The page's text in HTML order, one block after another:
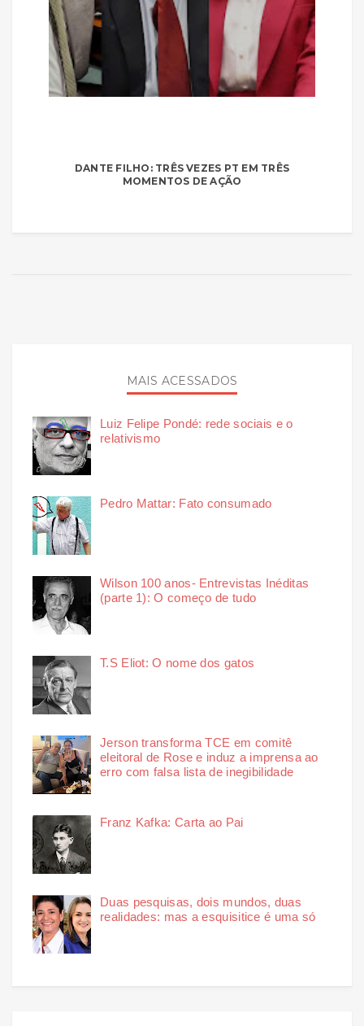
DANTE FILHO: TRÊS VEZES PT EM TRÊS
MOMENTOS DE AÇÃO
MAIS ACESSADOS
Luiz Felipe Pondé: rede sociais e o
relativismo
Pedro Mattar: Fato consumado
Wilson 100 anos- Entrevistas Inéditas
(parte 1): O começo de tudo
T.S Eliot: O nome dos gatos
Jerson transforma TCE em comitê
eleitoral de Rose e induz a imprensa ao
erro com falsa lista de inegibilidade
Franz Kafka: Carta ao Pai
Duas pesquisas, dois mundos, duas
realidades: mas a esquisitice é uma só